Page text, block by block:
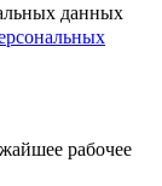
данных
рабочее